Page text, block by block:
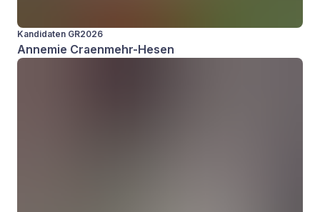
Kandidaten GR2026
Annemie Craenmehr-Hesen